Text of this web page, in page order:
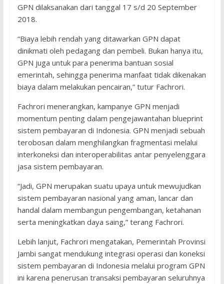
GPN dilaksanakan dari tanggal 17 s/d 20 September
2018.
“Biaya lebih rendah yang ditawarkan GPN dapat
dinikmati oleh pedagang dan pembeli. Bukan hanya itu,
GPN juga untuk para penerima bantuan sosial
emerintah, sehingga penerima manfaat tidak dikenakan
biaya dalam melakukan pencairan,” tutur Fachrori.
Fachrori menerangkan, kampanye GPN menjadi
momentum penting dalam pengejawantahan blueprint
sistem pembayaran di Indonesia. GPN menjadi sebuah
terobosan dalam menghilangkan fragmentasi melalui
interkoneksi dan interoperabilitas antar penyelenggara
jasa sistem pembayaran.
“Jadi, GPN merupakan suatu upaya untuk mewujudkan
sistem pembayaran nasional yang aman, lancar dan
handal dalam membangun pengembangan, ketahanan
serta meningkatkan daya saing,” terang Fachrori.
Lebih lanjut, Fachrori mengatakan, Pemerintah Provinsi
Jambi sangat mendukung integrasi operasi dan koneksi
sistem pembayaran di Indonesia melalui program GPN
ini karena penerusan transaksi pembayaran seluruhnya